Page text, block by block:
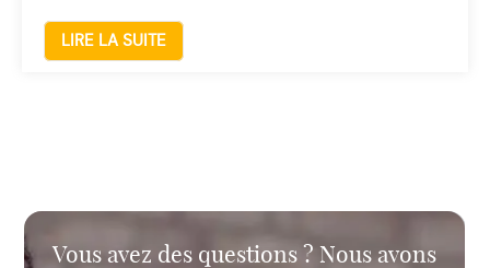
LIRE LA SUITE
Vous avez des questions ? Nous avons